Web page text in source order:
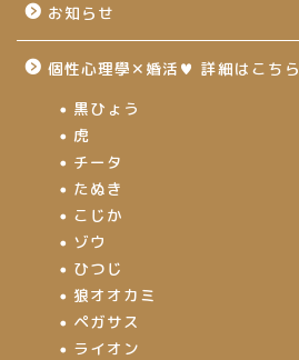
お知らせ
個性心理學✕婚活♥ 詳細はこちら
黒ひょう
虎
チータ
たぬき
こじか
ゾウ
ひつじ
狼オオカミ
ペガサス
ライオン